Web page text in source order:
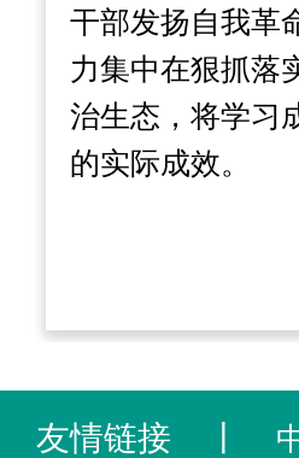
干部发扬自我革
力集中在狠抓落
治生态，将学习
的实际成效。
友情链接